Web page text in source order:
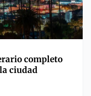
completo
ciudad